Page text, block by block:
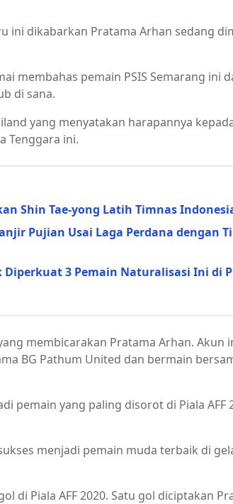
ini dikabarkan Pratama Arhan sedang
membahas pemain PSIS Semarang ini
di sana.
yang menyatakan harapannya
Tenggara ini.
Shin Tae-yong Latih Timnas
Pujian Usai Laga Perdana dengan
Diperkuat 3 Pemain Naturalisasi Ini di
membicarakan Pratama Arhan. Akun
BG Pathum United dan bermain
pemain yang paling disorot di Piala AFF
menjadi pemain muda terbaik di
di Piala AFF 2020. Satu gol diciptakan